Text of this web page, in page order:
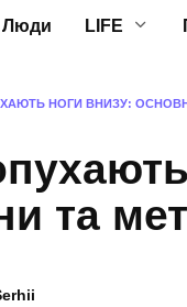
Люди LIFE
НОГИ ВНИЗУ:
та